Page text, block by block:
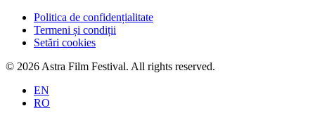
Politica de confidențialitate
Termeni și condiții
Setări cookies
© 2026 Astra Film Festival. All rights reserved.
EN
RO